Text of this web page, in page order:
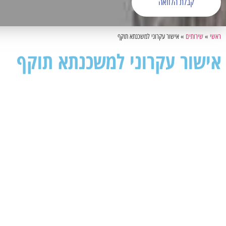
ראשי »שירותים »אישור עקרוני למשכנתא תוקף
אישור עקרוני למשכנתא תוקף